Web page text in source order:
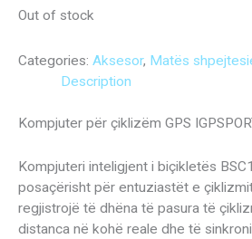
Out of stock
Categories: Aksesor, Matës
Description
Kompjuter për çiklizëm GPS
Kompjuteri inteligjent i biçikletës
posaçërisht për entuziastët e
regjistrojë të dhëna të pasura të
distanca në kohë reale dhe të